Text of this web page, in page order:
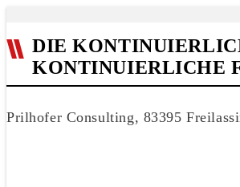
DIE
KONTINUIERLICHE
Prilhofer Consulting, 83395